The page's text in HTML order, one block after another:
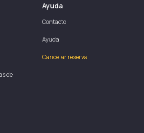
de
Ayuda
Contacto
Ayuda
Cancelar reserva